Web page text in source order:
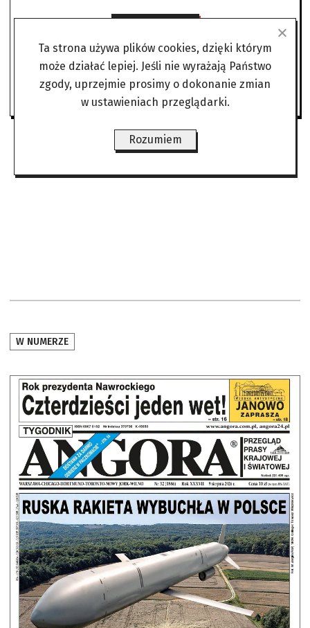
Jesteś subskrybentem? Zaloguj się
W NUMERZE
Ta strona używa plików cookies, dzięki którym
może działać lepiej. Jeśli nie wyrażają Państwo
zgody, uprzejmie prosimy o dokonanie zmian
w ustawieniach przeglądarki.
Rozumiem